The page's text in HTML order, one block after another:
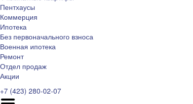
Пентхаусы
Коммерция
Ипотека
Без первоначального взноса
Военная ипотека
Ремонт
Отдел продаж
Акции
+7 (423) 280-02-07